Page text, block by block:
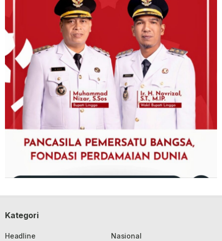
Kategori
Headline
Nasional